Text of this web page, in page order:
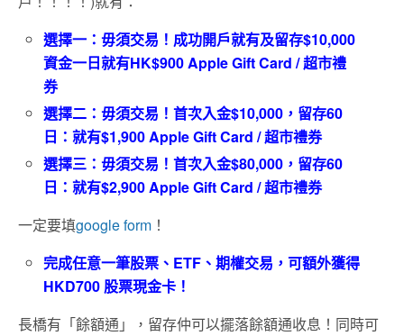
選擇一：毋須交易！成功開戶就有及留存$10,000
資金一日就有HK$900 Apple Gift Card / 超市禮
券
選擇二：毋須交易！首次入金$10,000，留存60
日：就有$1,900 Apple Gift Card / 超市禮券
選擇三：毋須交易！首次入金$80,000，留存60
日：就有$2,900 Apple Gift Card / 超市禮券
一定要填google form ！
完成任意一筆股票、ETF、期權交易，可額外獲得
HKD700 股票現金卡！
長橋有「餘額通」，留存仲可以擺落餘額通收息！同時可